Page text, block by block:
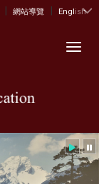
| 網站導覽 | English